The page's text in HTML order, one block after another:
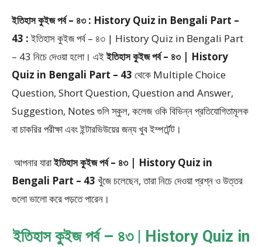
ইতিহাস কুইজ পর্ব – ৪৩ : History Quiz in Bengali Part –
43 :ইতিহাস কুইজ পর্ব – ৪৩ | History Quiz in Bengali Part
– 43 নিচে দেওয়া হলো। এইইতিহাস কুইজ পর্ব – ৪৩ | History
Quiz in Bengali Part – 43 থেকে Multiple Choice
Question, Short Question, Question and Answer,
Suggestion, Notes গুলি স্কুল, কলেজ ওকি বিভিন্ন প্রতিযোগিতামূলক
বা চাকরির পরীক্ষা এবং ইন্টারভিউয়ের জন্য খুব ইম্পর্টেন্ট।
আপনার যারাইতিহাস কুইজ পর্ব – ৪৩ | History Quiz in
Bengali Part – 43 খুঁজে চলেছেন, তারা নিচে দেওয়া প্রশ্ন ও উত্তর
গুলো ভালো করে পড়তে পারেন।
ইতিহাস কুইজ পর্ব – ৪৩ | History Quiz in